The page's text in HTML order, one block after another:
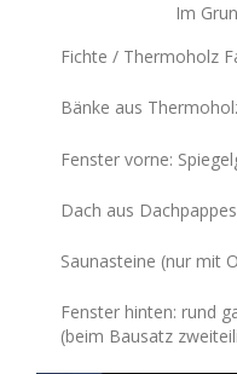
Im
Fichte / Thermoholz
Bänke aus
Fenster vorne:
Dach aus
Saunasteine (nur mit
Fenster hinten: rund
(beim Bausatz